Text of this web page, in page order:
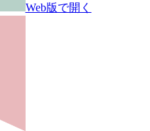
Web版で開く